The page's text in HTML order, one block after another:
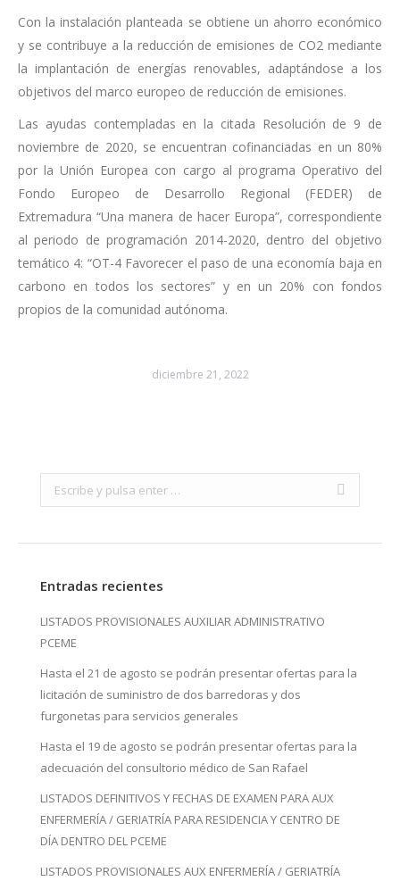
Con la instalación planteada se obtiene un ahorro económico
y se contribuye a la reducción de emisiones de CO2 mediante
la implantación de energías renovables, adaptándose a los
objetivos del marco europeo de reducción de emisiones.
Las ayudas contempladas en la citada Resolución de 9 de
noviembre de 2020, se encuentran cofinanciadas en un 80%
por la Unión Europea con cargo al programa Operativo del
Fondo Europeo de Desarrollo Regional (FEDER) de
Extremadura “Una manera de hacer Europa”, correspondiente
al periodo de programación 2014-2020, dentro del objetivo
temático 4: “OT-4 Favorecer el paso de una economía baja en
carbono en todos los sectores” y en un 20% con fondos
propios de la comunidad autónoma.
diciembre 21, 2022
Search:
Entradas recientes
LISTADOS PROVISIONALES AUXILIAR ADMINISTRATIVO
PCEME
Hasta el 21 de agosto se podrán presentar ofertas para la
licitación de suministro de dos barredoras y dos
furgonetas para servicios generales
Hasta el 19 de agosto se podrán presentar ofertas para la
adecuación del consultorio médico de San Rafael
LISTADOS DEFINITIVOS Y FECHAS DE EXAMEN PARA AUX
ENFERMERÍA / GERIATRÍA PARA RESIDENCIA Y CENTRO DE
DÍA DENTRO DEL PCEME
LISTADOS PROVISIONALES AUX ENFERMERÍA / GERIATRÍA